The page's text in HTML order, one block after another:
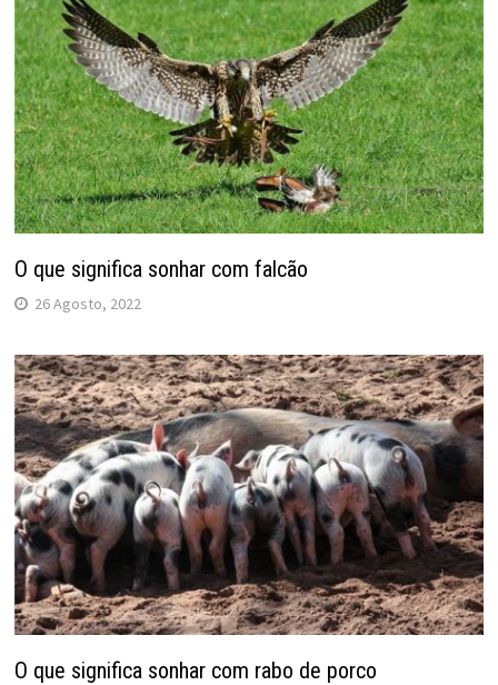
O que significa sonhar com falcão
26 Agosto, 2022
O que significa sonhar com rabo de porco